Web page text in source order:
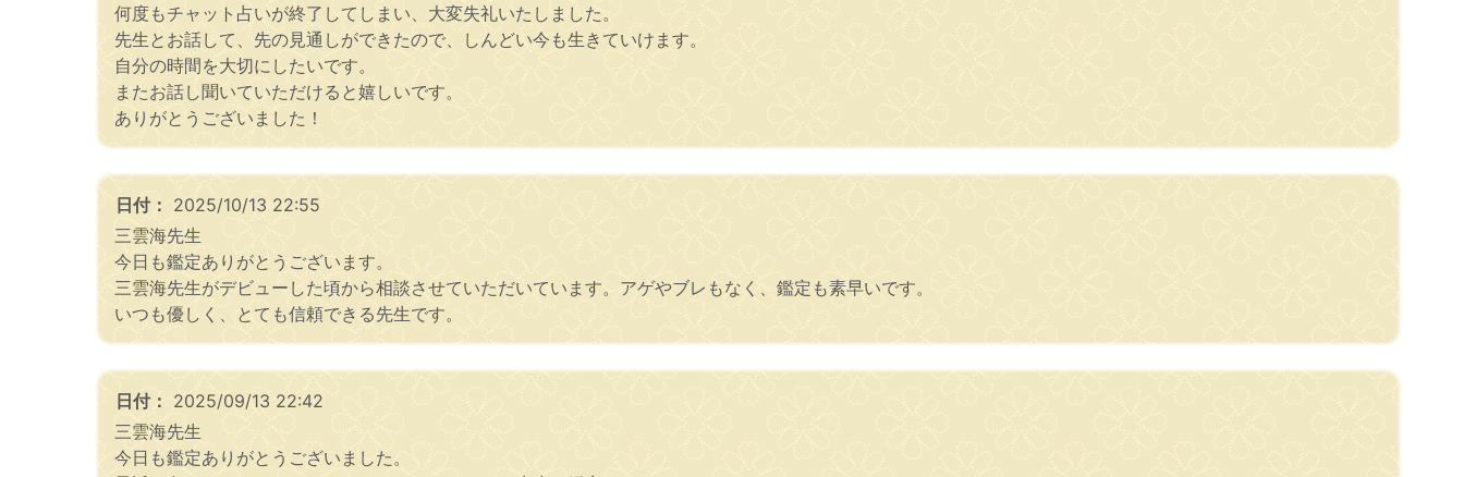
何度もチャット占いが終了してしまい、大変失礼いたしました。
先生とお話して、先の見通しができたので、しんどい今も生きていけます。
自分の時間を大切にしたいです。
またお話し聞いていただけると嬉しいです。
ありがとうございました！
日付： 2025/10/13 22:55
三雲海先生
今日も鑑定ありがとうございます。
三雲海先生がデビューした頃から相談させていただいています。アゲやブレもなく、鑑定も素早いです。
いつも優しく、とても信頼できる先生です。
日付： 2025/09/13 22:42
三雲海先生
今日も鑑定ありがとうございました。